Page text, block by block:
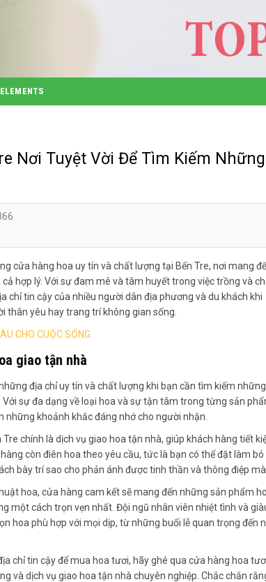
ELEMENTS
Nơi Tuyệt Vời Để Tìm Kiếm
cửa hàng hoa uy tín và chất lượng tại Bến Tre, nơi mang
hợp lý. Với sự đam mê và tâm huyết trong việc trồng và
chỉ tin cậy của nhiều người dân địa phương và du khách khi
thân yêu hay trang trí không gian sống.
CHO CUỘC SỐNG
giao tận nhà
địa chỉ uy tín và chất lượng khi bạn cần tìm kiếm
sự đa dạng về loại hoa và sự tận tâm trong từng sản
khoảnh khắc đáng nhớ cho người nhận.
chính là dịch vụ giao hoa tận nhà, giúp khách hàng tiết
còn điên hoa theo yêu cầu, tức là bạn có thể đặt làm
bày trí sao cho phản ánh được tinh thần và thông điệp
hoa, cửa hàng cam kết sẽ mang đến những sản phẩm
một cách trọn vẹn nhất. Đội ngũ nhân viên nhiệt tình và
hoa phù hợp với mọi dịp, từ những buổi lễ quan trọng đến
chỉ tin cậy để mua hoa tươi, hãy ghé qua cửa hàng hoa
và dịch vụ giao hoa tận nhà chuyên nghiệp. Chắc chắn